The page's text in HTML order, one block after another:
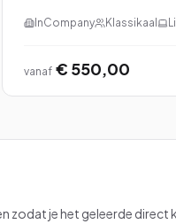
precies wat je nodig hebt!
InCompany Klassikaal
vanaf € 550,00
zodat je het geleerde direct